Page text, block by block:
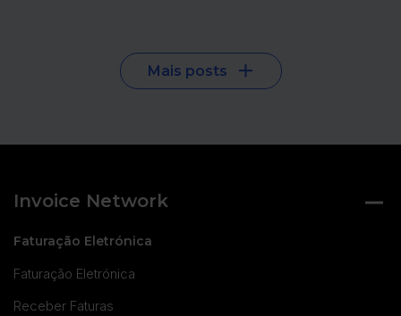
Mais posts
Invoice Network
Faturação Eletrónica
Faturação Eletrónica
Receber Faturas